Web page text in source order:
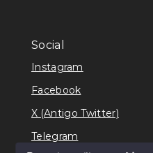
Social
Instagram
Facebook
X (Antigo Twitter)
Telegram